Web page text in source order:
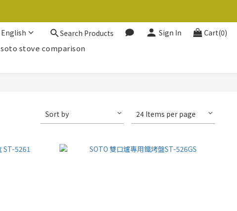
English Search Products Sign In Cart(0)
soto stove comparison
Sort by 24 Items per page